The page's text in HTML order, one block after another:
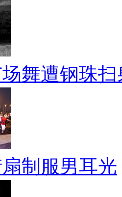
舞遭钢珠扫
制服男耳光